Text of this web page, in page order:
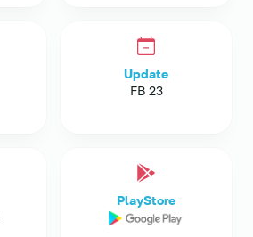
Update
23 FB
PlayStore